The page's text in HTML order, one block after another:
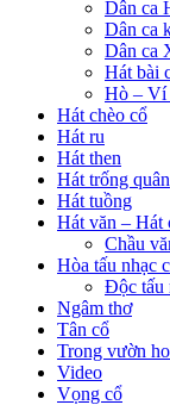
Dân ca
Dân ca
Dân ca
Hát bài
Hò – Ví
Hát chèo cổ
Hát ru
Hát then
Hát trống quân
Hát tuồng
Hát văn – Hát
Chầu
Hòa tấu nhạc
Độc tấu
Ngâm thơ
Tân cổ
Trong vườn
Video
Vọng cổ